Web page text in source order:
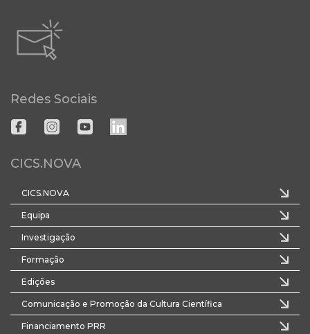
Redes Sociais
CICS.NOVA
CICS.NOVA
Equipa
Investigação
Formação
Edições
Comunicação e Promoção da Cultura Científica
Financiamento PRR